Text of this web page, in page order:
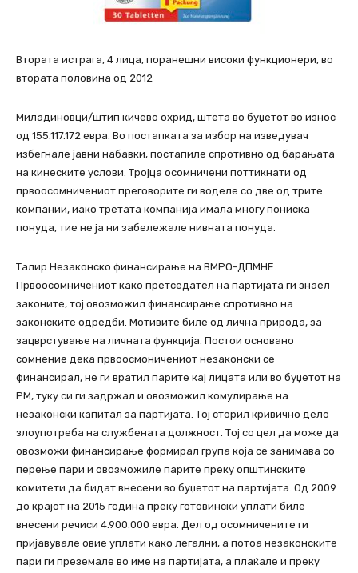
Втората истрага, 4 лица, поранешни високи функционери, во
втората половина од 2012
Миладиновци/штип кичево охрид, штета во буџетот во износ
од 155.117.172 евра. Во постапката за избор на изведувач
избегнале јавни набавки, постапиле спротивно од барањата
на кинеските услови. Тројца осомничени поттикнати од
првоосомничениот преговорите ги воделе со две од трите
компании, иако третата компанија имала многу пониска
понуда, тие не ја ни забележале нивната понуда.
Талир Незаконско финансирање на ВМРО-ДПМНЕ.
Првоосомничениот како претседател на партијата ги знаел
законите, тој овозможил финансирање спротивно на
законските одредби. Мотивите биле од лична природа, за
зацврстување на личната функција. Постои основано
сомнение дека првоосмоничениот незаконски се
финансирал, не ги вратил парите кај лицата или во буџетот на
РМ, туку си ги задржал и овозможил комулирање на
незаконски капитал за партијата. Тој сторил кривично дело
злоупотреба на службената должност. Тој со цел да може да
овозможи финансирање формирал група која се занимава со
перење пари и овозможиле парите преку општинските
комитети да бидат внесени во буџетот на партијата. Од 2009
до крајот на 2015 година преку готовински уплати биле
внесени речиси 4.900.000 евра. Дел од осомничените ги
пријавувале овие уплати како легални, а потоа незаконските
пари ги преземале во име на партијата, а плаќале и преку